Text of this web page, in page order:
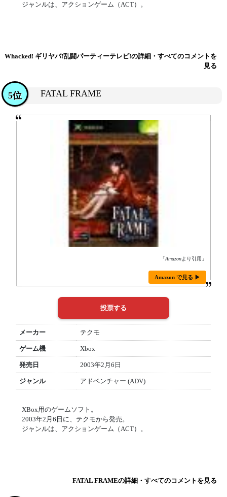
ジャンルは、アクションゲーム（ACT）。
Whacked! ギリヤバ!乱闘パーティーテレビ!の詳細・すべてのコメントを
見る
FATAL FRAME
5位
「Amazonより引用」
Amazon で見る ▶
メーカー テクモ
ゲーム機 Xbox
発売日 2003年2月6日
ジャンル アドベンチャー (ADV)
XBox用のゲームソフト。
2003年2月6日に、テクモから発売。
ジャンルは、アクションゲーム（ACT）。
FATAL FRAMEの詳細・すべてのコメントを見る